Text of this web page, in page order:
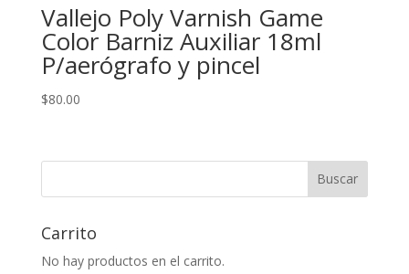
Vallejo Poly Varnish Game
Color Barniz Auxiliar 18ml
P/aerógrafo y pincel
$80.00
Buscar
Carrito
No hay productos en el carrito.